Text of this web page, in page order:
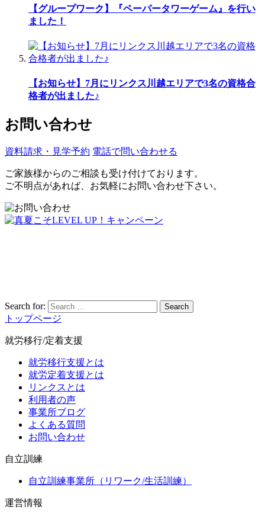
【グループワーク】『ペーパータワーゲーム』を行い
ました！
【お知らせ】7月にリンクス川越エリアで3名の資格合
格者が出ました♪
お問い合わせ
資料請求・見学予約 電話で問い合わせる
ご家族様からのご相談も受け付けております。
ご不明点があれば、お気軽にお問い合わせ下さい。
Search for: Search
トップページ
就労移行/定着支援
就労移行支援とは
就労定着支援とは
リンクスとは
利用者の声
事業所ブログ
よくある質問
お問い合わせ
自立訓練
自立訓練事業所（リワーク/生活訓練）
運営情報